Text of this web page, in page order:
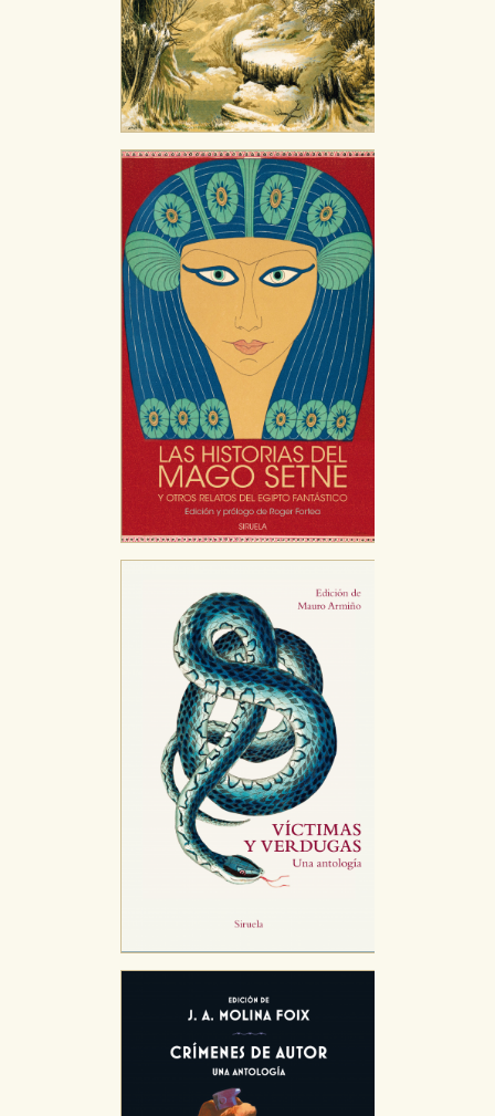
servicios para que no tenga que reconfigurarlos cada
vez que nos visita. La información es agregada y, por lo
tanto, es anónima.
Cookies de publicidad y redes sociales
Estas cookies son gestionadas por nuestros socios
publicitarios y se utilizan para mostrar publicidad
relevante para sus intereses en otros sitios. No
almacenan directamente información personal sino
que se basan en la identificación única de su
navegador y dispositivo de internet.
GUARDAR CONFIGURACIÓN
Puede consultar nuestrapolítica de cookies